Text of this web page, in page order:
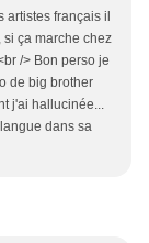
artistes français il
ça marche chez
/> Bon perso je
de big brother
j'ai hallucinée...
dans sa